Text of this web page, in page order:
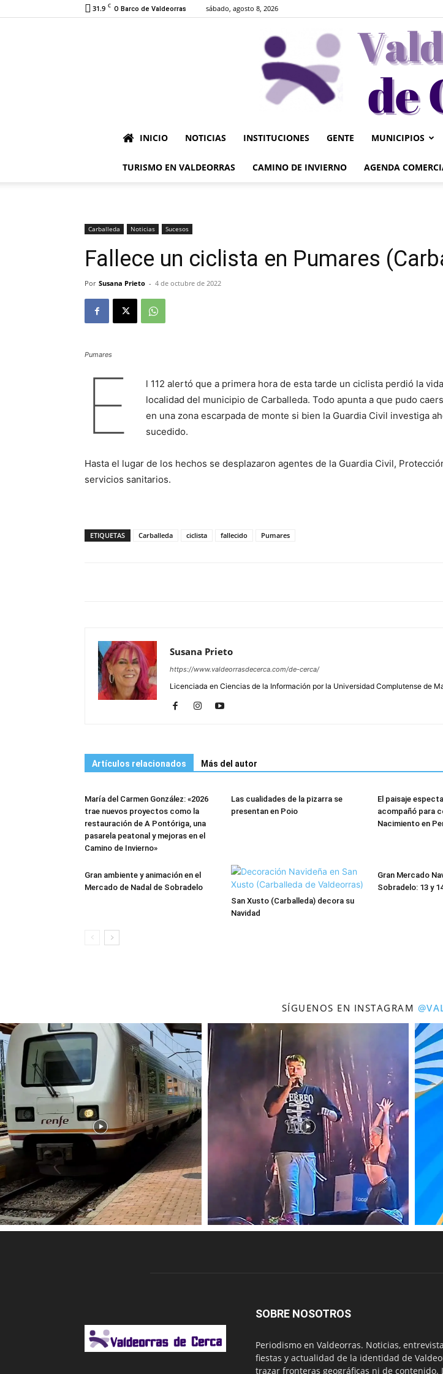
31.9 C O Barco de Valdeorras sábado, agosto 8, 2026
INICIO NOTICIAS INSTITUCIONES GENTE MUNICIPIOS
TURISMO EN VALDEORRAS CAMINO DE INVIERNO AGENDA
Carballeda Noticias Sucesos
Fallece un ciclista en Pumares
Por Susana Prieto - 4 de octubre de 2022
Pumares
E
l 112 alertó que a primera hora de esta tarde un ciclista perdió la
localidad del municipio de Carballeda. Todo apunta a que pudo
en una zona escarpada de monte si bien la Guardia Civil investiga
sucedido.
Hasta el lugar de los hechos se desplazaron agentes de la Guardia Civil,
servicios sanitarios.
ETIQUETAS Carballeda ciclista fallecido Pumares
Susana Prieto
https://www.valdeorrasdecerca.com/de-cerca/
Licenciada en Ciencias de la Información por la Universidad Complutense de
Artículos relacionados Más del autor
María del Carmen González: «2026
trae nuevos proyectos como la
restauración de A Pontóriga, una
pasarela peatonal y mejoras en el
Camino de Invierno»
Las cualidades de la pizarra se
presentan en Poio
El paisaje
acompañó para
Nacimiento en
Gran ambiente y animación en el
Mercado de Nadal de Sobradelo
San Xusto (Carballeda) decora su
Navidad
Gran Mercado
Sobradelo: 13 y
SÍGUENOS EN INSTAGRAM
SOBRE NOSOTROS
Periodismo en Valdeorras. Noticias,
fiestas y actualidad de la identidad de
trazar fronteras geográficas ni de contenido.